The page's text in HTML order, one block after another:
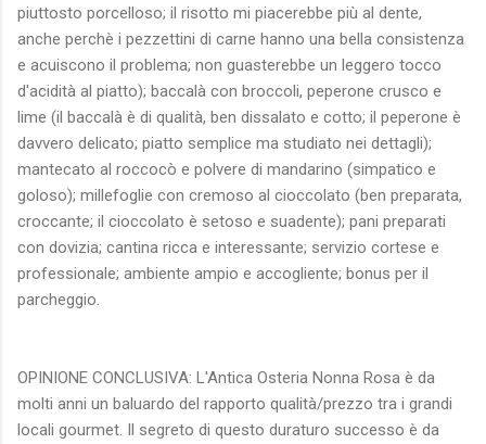
piuttosto porcelloso; il risotto mi piacerebbe più al dente,
anche perchè i pezzettini di carne hanno una bella consistenza
e acuiscono il problema; non guasterebbe un leggero tocco
d'acidità al piatto); baccalà con broccoli, peperone crusco e
lime (il baccalà è di qualità, ben dissalato e cotto; il peperone è
davvero delicato; piatto semplice ma studiato nei dettagli);
mantecato al roccocò e polvere di mandarino (simpatico e
goloso); millefoglie con cremoso al cioccolato (ben preparata,
croccante; il cioccolato è setoso e suadente); pani preparati
con dovizia; cantina ricca e interessante; servizio cortese e
professionale; ambiente ampio e accogliente; bonus per il
parcheggio.
OPINIONE CONCLUSIVA: L'Antica Osteria Nonna Rosa è da
molti anni un baluardo del rapporto qualità/prezzo tra i grandi
locali gourmet. Il segreto di questo duraturo successo è da